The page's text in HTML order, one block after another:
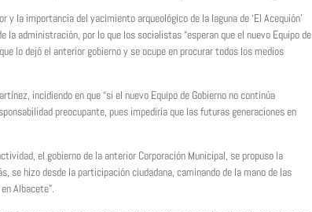
la importancia del yacimiento arqueológico de la laguna de ‘El Acequión’
administración, por lo que los socialistas “esperan que el nuevo Equipo de
lo dejó el anterior gobierno y se ocupe en procurar todos los medios
incidiendo en que “si el nuevo Equipo de Gobierno no continúa
preocupante, pues impediría que las futuras generaciones en
el gobierno de la anterior Corporación Municipal, se propuso la
se hizo desde la participación ciudadana, caminando de la mano de las
Albacete”.